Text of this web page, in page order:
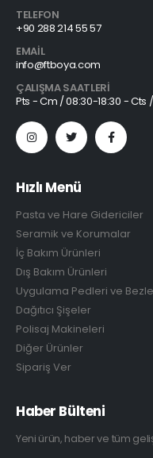
TELEFON
+90 288 214 55 57
EMAIL
info@ftboya.com
ÇALIŞMA SAATLERI
Pts - Cm / 08:30-18:30 - Cts
Hızlı Menü
Pasta ve Hare Gidericiler
Seramik ve Korumalar
İç Bakım Ürünleri
Dış Bakım Ürünleri
Uygulama Pedleri ve
Dağıtıcı Şişeler
Polisaj Makineleri
Diğer Ürünler
Sipariş Ver
Haber Bülteni
Yeni ürün, haber ve tüm